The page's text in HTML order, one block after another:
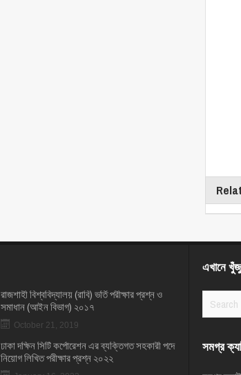
রাজশাহী বিশ্ববিদ্যালয় (রাবি) ভর্তি পরীক্ষার প্রশ্ন ও
সমাধান (আইন বিভাগ) ২০১৭
October 21, 2019
ঢাকা দক্ষিন সিটি কর্পোরেশন এর ব্যক্তিগত সহকারী পদে
নিয়োগ লিখিত পরীক্ষার প্রশ্ন ২০২২
এখানে
সমগ্র